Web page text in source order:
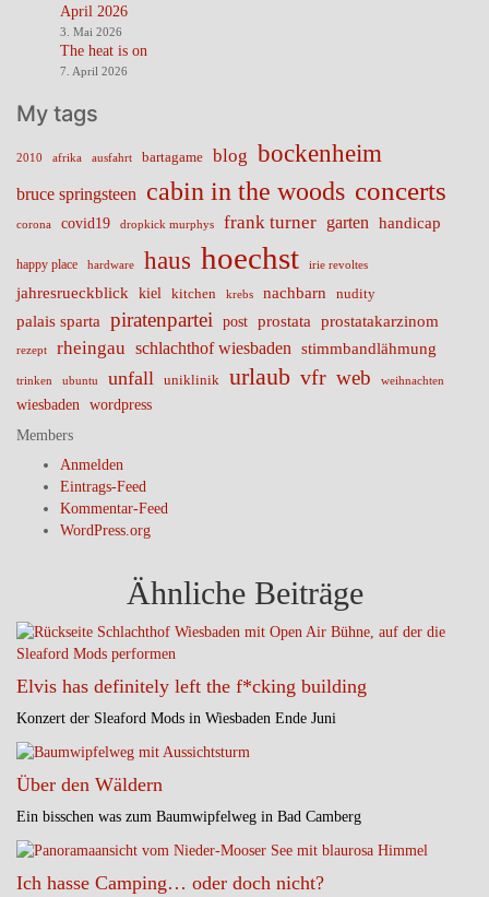
April 2026
3. Mai 2026
The heat is on
7. April 2026
My tags
2010 afrika ausfahrt bartagame blog bockenheim
bruce springsteen cabin in the woods concerts
corona covid19 dropkick murphys frank turner garten handicap
happy place hardware haus hoechst irie revoltes
jahresrueckblick kiel kitchen krebs nachbarn nudity
palais sparta piratenpartei post prostata prostatakarzinom
rezept rheingau schlachthof wiesbaden stimmbandlähmung
trinken ubuntu unfall uniklinik urlaub vfr web weihnachten
wiesbaden
wordpress
Members
Anmelden
Eintrags-Feed
Kommentar-Feed
WordPress.org
Ähnliche Beiträge
Elvis has definitely left the f*cking building
Konzert der Sleaford Mods in Wiesbaden Ende Juni
Über den Wäldern
Ein bisschen was zum Baumwipfelweg in Bad Camberg
Ich hasse Camping… oder doch nicht?